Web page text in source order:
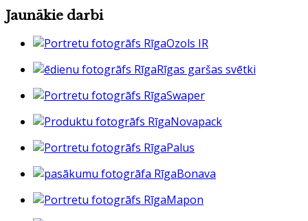
Jaunākie darbi
Ozols IR
Rīgas garšas svētki
Swaper
Novapack
Palus
Bonava
Mapon